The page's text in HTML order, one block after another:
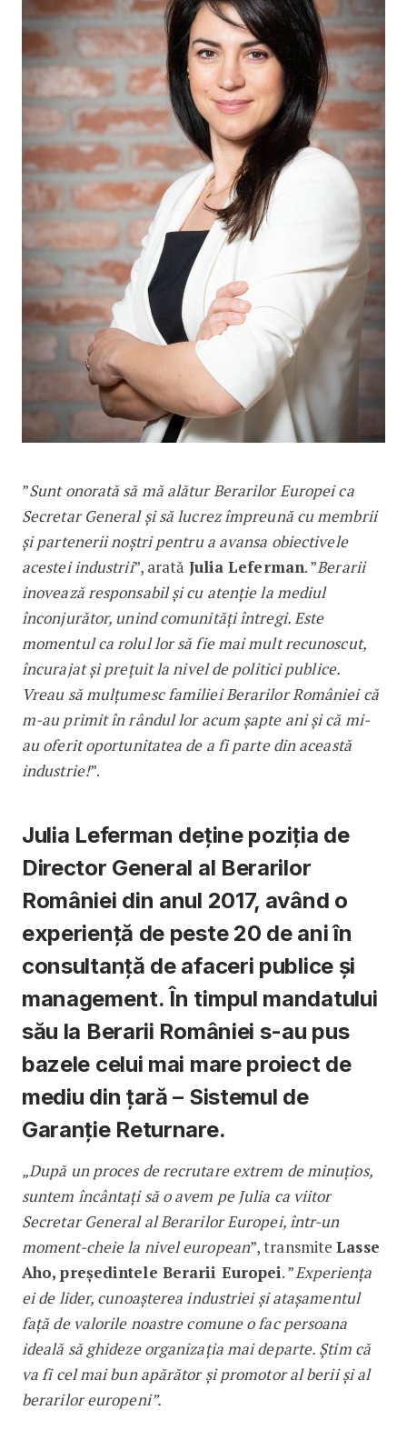
”Sunt onorată să mă alătur Berarilor Europei ca
Secretar General și să lucrez împreună cu membrii
și partenerii noștri pentru a avansa obiectivele
acestei industrii”, arată Julia Leferman. ”Berarii
inovează responsabil și cu atenție la mediul
înconjurător, unind comunități întregi. Este
momentul ca rolul lor să fie mai mult recunoscut,
încurajat și prețuit la nivel de politici publice.
Vreau să mulțumesc familiei Berarilor României că
m-au primit în rândul lor acum șapte ani și că mi-
au oferit oportunitatea de a fi parte din această
industrie!”.
Julia Leferman deține poziția de
Director General al Berarilor
României din anul 2017, având o
experiență de peste 20 de ani în
consultanță de afaceri publice și
management. În timpul mandatului
său la Berarii României s-au pus
bazele celui mai mare proiect de
mediu din țară – Sistemul de
Garanție Returnare.
„După un proces de recrutare extrem de minuțios,
suntem încântați să o avem pe Julia ca viitor
Secretar General al Berarilor Europei, într-un
moment-cheie la nivel european”, transmiteLasse
Aho, președintele Berarii Europei. ”Experiența
ei de lider, cunoașterea industriei și atașamentul
față de valorile noastre comune o fac persoana
ideală să ghideze organizația mai departe. Știm că
va fi cel mai bun apărător și promotor al berii și al
berarilor europeni”.